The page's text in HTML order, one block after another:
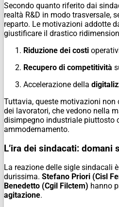
Secondo quanto riferito dai
realtà R&D in modo trasversale,
reparto. Le motivazioni addotte
giustificare il drastico
Riduzione dei costi
Recupero di competitività
Accelerazione della
Tuttavia, queste motivazioni non
dei lavoratori, che vedono nella
disimpegno industriale piuttosto
ammodernamento.
L’ira dei sindacati: domani
La reazione delle sigle sindacali
durissima. Stefano Priori (Cisl
Benedetto (Cgil Filctem) hanno
agitazione.